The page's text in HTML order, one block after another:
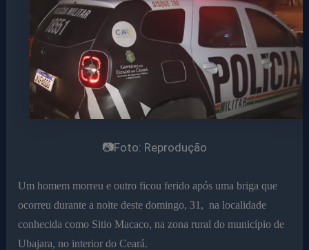
📷Foto: Reprodução
Um homem morreu e outro ficou ferido após uma briga que
ocorreu durante a noite deste domingo, 31, na localidade
conhecida como Sitio Macaco, na zona rural do município de
Ubajara, no interior do Ceará.